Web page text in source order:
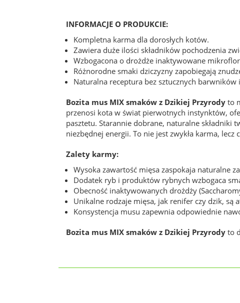
INFORMACJE O PRODUKCIE:
Kompletna karma dla dorosłych kotów.
Zawiera duże ilości składników pochodzenia
Wzbogacona o drożdże inaktywowane
Różnorodne smaki dziczyzny zapobiegają
Naturalna receptura bez sztucznych barwników
Bozita mus MIX smaków z Dzikiej Przyrody to
przenosi kota w świat pierwotnych instynktów,
pasztetu. Starannie dobrane, naturalne składniki
niezbędnej energii. To nie jest zwykła karma,
Zalety karmy:
Wysoka zawartość mięsa zaspokaja naturalne
Dodatek ryb i produktów rybnych wzbogaca
Obecność inaktywowanych drożdży
Unikalne rodzaje mięsa, jak renifer czy dzik,
Konsystencja musu zapewnia odpowiednie
Bozita mus MIX smaków z Dzikiej Przyrody to